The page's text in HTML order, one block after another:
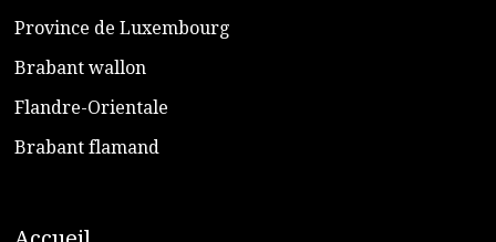
​Province de Luxembourg
​Brabant wallon
​Flandre-Orientale
​Brabant flamand